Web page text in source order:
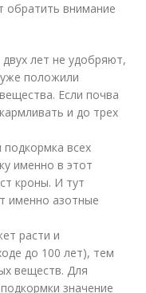
обратить внимание
лет не удобряют,
уже положили
Если почва
и до трех
подкормка всех
именно в этот
кроны. И тут
именно азотные
расти и
до 100 лет), тем
веществ. Для
значение